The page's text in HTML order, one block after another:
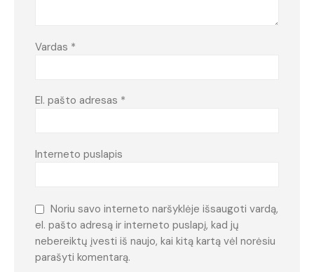
Vardas *
El. pašto adresas *
Interneto puslapis
Noriu savo interneto naršyklėje išsaugoti vardą,
el. pašto adresą ir interneto puslapį, kad jų
nebereiktų įvesti iš naujo, kai kitą kartą vėl norėsiu
parašyti komentarą.